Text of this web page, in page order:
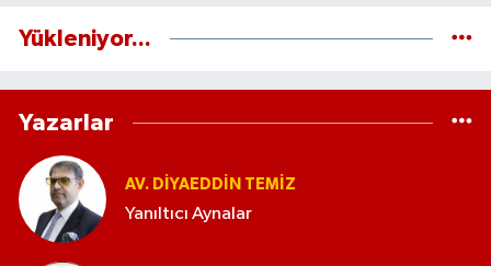
Yükleniyor...
Yazarlar
AV. DIYAEDDIN TEMIZ
Yanıltıcı Aynalar